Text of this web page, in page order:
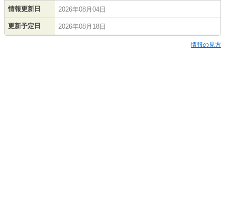
情報更新日 2026年08月04日
更新予定日 2026年08月18日
情報の見方